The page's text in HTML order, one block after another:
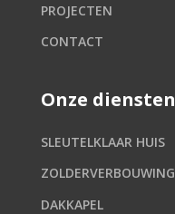
PROJECTEN
CONTACT
Onze diensten
SLEUTELKLAAR HUIS
ZOLDERVERBOUWING
DAKKAPEL